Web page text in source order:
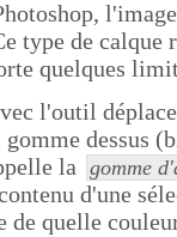
type de calque
quelques
l'outil
dessus
la gomme
d'une
de quelle